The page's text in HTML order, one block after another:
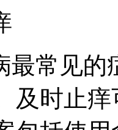
最常见的
及时止